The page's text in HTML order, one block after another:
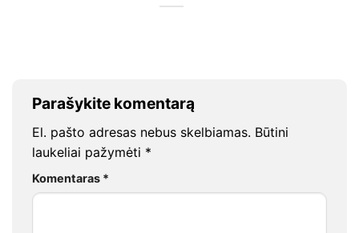
Parašykite komentarą
El. pašto adresas nebus skelbiamas. Būtini
laukeliai pažymėti *
Komentaras *